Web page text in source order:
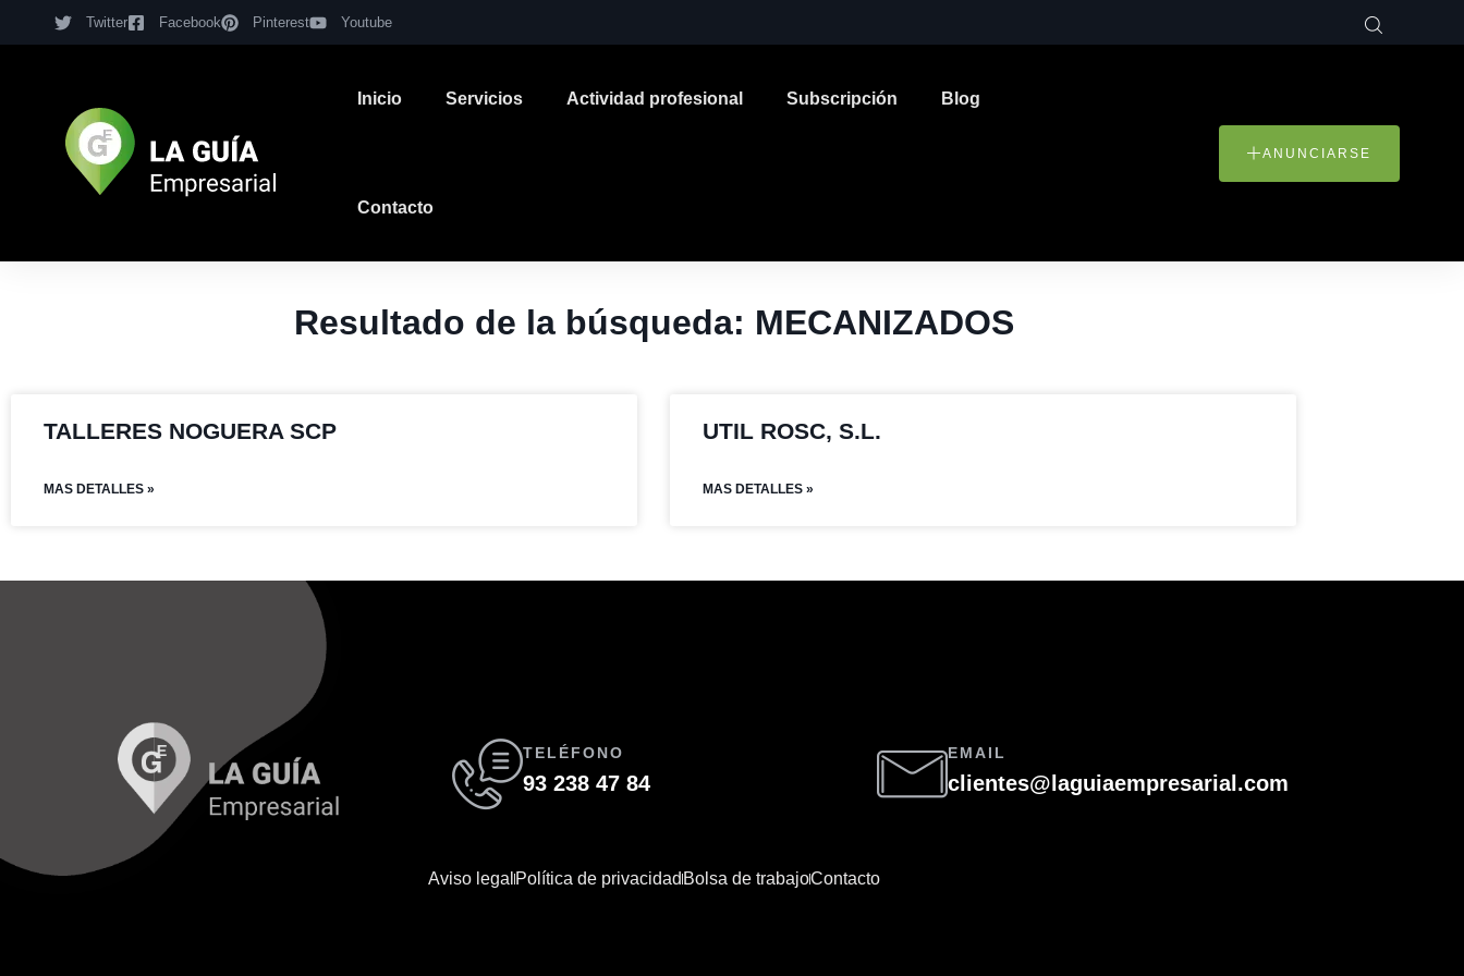
Twitter Facebook Pinterest Youtube
Inicio Servicios Actividad profesional Subscripción Blog
Contacto
ANUNCIARSE
Resultado de la búsqueda: MECANIZADOS
TALLERES NOGUERA SCP
MAS DETALLES »
UTIL ROSC, S.L.
MAS DETALLES »
TELÉFONO
93 238 47 84
EMAIL
clientes@laguiaempresarial.com
Aviso legal Política de privacidadBolsa de trabajoContacto